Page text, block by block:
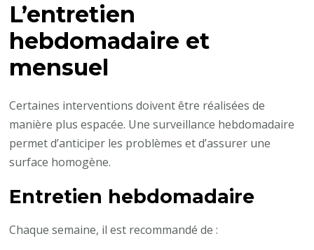
L’entretien
hebdomadaire et
mensuel
Certaines interventions doivent être réalisées de
manière plus espacée. Une surveillance hebdomadaire
permet d’anticiper les problèmes et d’assurer une
surface homogène.
Entretien hebdomadaire
Chaque semaine, il est recommandé de :